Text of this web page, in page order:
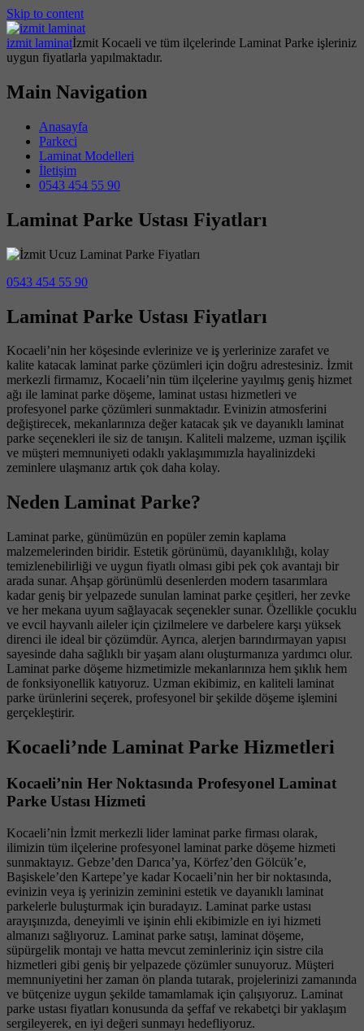
Skip to content
izmit laminatİzmit Kocaeli ve tüm ilçelerinde Laminat Parke işleriniz
uygun fiyatlarla yapılmaktadır.
Main Navigation
Anasayfa
Parkeci
Laminat Modelleri
İletişim
0543 454 55 90
Laminat Parke Ustası Fiyatları
0543 454 55 90
Laminat Parke Ustası Fiyatları
Kocaeli’nin her köşesinde evlerinize ve iş yerlerinize zarafet ve
kalite katacak laminat parke çözümleri için doğru adrestesiniz. İzmit
merkezli firmamız, Kocaeli’nin tüm ilçelerine yayılmış geniş hizmet
ağı ile laminat parke döşeme, laminat ustası hizmetleri ve
profesyonel parke çözümleri sunmaktadır. Evinizin atmosferini
değiştirecek, mekanlarınıza değer katacak şık ve dayanıklı laminat
parke seçenekleri ile siz de tanışın. Kaliteli malzeme, uzman işçilik
ve müşteri memnuniyeti odaklı yaklaşımımızla hayalinizdeki
zeminlere ulaşmanız artık çok daha kolay.
Neden Laminat Parke?
Laminat parke, günümüzün en popüler zemin kaplama
malzemelerinden biridir. Estetik görünümü, dayanıklılığı, kolay
temizlenebilirliği ve uygun fiyatlı olması gibi pek çok avantajı bir
arada sunar. Ahşap görünümlü desenlerden modern tasarımlara
kadar geniş bir yelpazede sunulan laminat parke çeşitleri, her zevke
ve her mekana uyum sağlayacak seçenekler sunar. Özellikle çocuklu
ve evcil hayvanlı aileler için çizilmelere ve darbelere karşı yüksek
direnci ile ideal bir çözümdür. Ayrıca, alerjen barındırmayan yapısı
sayesinde daha sağlıklı bir yaşam alanı oluşturmanıza yardımcı olur.
Laminat parke döşeme hizmetimizle mekanlarınıza hem şıklık hem
de fonksiyonellik katıyoruz. Uzman ekibimiz, en kaliteli laminat
parke ürünlerini seçerek, profesyonel bir şekilde döşeme işlemini
gerçekleştirir.
Kocaeli’nde Laminat Parke Hizmetleri
Kocaeli’nin Her Noktasında Profesyonel Laminat
Parke Ustası Hizmeti
Kocaeli’nin İzmit merkezli lider laminat parke firması olarak,
ilimizin tüm ilçelerine profesyonel laminat parke döşeme hizmeti
sunmaktayız. Gebze’den Darıca’ya, Körfez’den Gölcük’e,
Başiskele’den Kartepe’ye kadar Kocaeli’nin her bir noktasında,
evinizin veya iş yerinizin zeminini estetik ve dayanıklı laminat
parkelerle buluşturmak için buradayız. Laminat parke ustası
arayışınızda, deneyimli ve işinin ehli ekibimizle en iyi hizmeti
almanızı sağlıyoruz. Laminat parke satışı, laminat döşeme,
süpürgelik montajı ve hatta mevcut zeminleriniz için sistre cila
hizmetleri gibi geniş bir yelpazede çözümler sunuyoruz. Müşteri
memnuniyetini her zaman ön planda tutarak, projelerinizi zamanında
ve bütçenize uygun şekilde tamamlamak için çalışıyoruz. Laminat
parke ustası fiyatları konusunda da şeffaf ve rekabetçi bir yaklaşım
sergileyerek, en iyi değeri sunmayı hedefliyoruz.